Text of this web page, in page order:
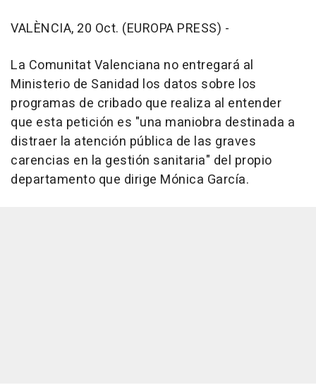
VALÈNCIA, 20 Oct. (EUROPA PRESS) -
La Comunitat Valenciana no entregará al
Ministerio de Sanidad los datos sobre los
programas de cribado que realiza al entender
que esta petición es "una maniobra destinada a
distraer la atención pública de las graves
carencias en la gestión sanitaria" del propio
departamento que dirige Mónica García.